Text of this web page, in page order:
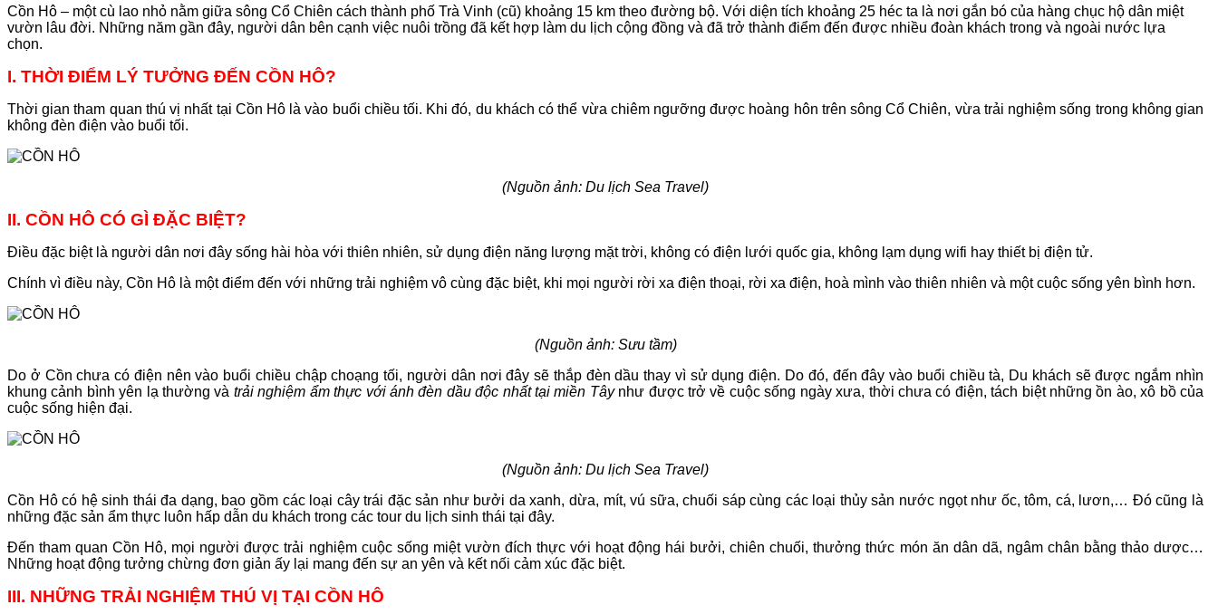
Cồn Hô – một cù lao nhỏ nằm giữa sông Cổ Chiên cách thành phố Trà Vinh (cũ) khoảng 15 km theo đường bộ. Với diện tích khoảng 25 héc ta là nơi gắn bó của hàng chục hộ dân miệt
vườn lâu đời. Những năm gần đây, người dân bên cạnh việc nuôi trồng đã kết hợp làm du lịch cộng đồng và đã trở thành điểm đến được nhiều đoàn khách trong và ngoài nước lựa
chọn.
I. THỜI ĐIỂM LÝ TƯỞNG ĐẾN CỒN HÔ?
Thời gian tham quan thú vị nhất tại Cồn Hô là vào buổi chiều tối. Khi đó, du khách có thể vừa chiêm ngưỡng được hoàng hôn trên sông Cổ Chiên, vừa trải nghiệm sống trong không gian
không đèn điện vào buổi tối.
(Nguồn ảnh: Du lịch Sea Travel)
II. CỒN HÔ CÓ GÌ ĐẶC BIỆT?
Điều đặc biệt là người dân nơi đây sống hài hòa với thiên nhiên, sử dụng điện năng lượng mặt trời, không có điện lưới quốc gia, không lạm dụng wifi hay thiết bị điện tử.
Chính vì điều này, Cồn Hô là một điểm đến với những trải nghiệm vô cùng đặc biệt, khi mọi người rời xa điện thoại, rời xa điện, hoà mình vào thiên nhiên và một cuộc sống yên bình hơn.
(Nguồn ảnh: Sưu tầm)
Do ở Cồn chưa có điện nên vào buổi chiều chập choạng tối, người dân nơi đây sẽ thắp đèn dầu thay vì sử dụng điện. Do đó, đến đây vào buổi chiều tà, Du khách sẽ được ngắm nhìn
khung cảnh bình yên lạ thường và trải nghiệm ẩm thực với ánh đèn dầu độc nhất tại miền Tâynhư được trở về cuộc sống ngày xưa, thời chưa có điện, tách biệt những ồn ào, xô bồ của
cuộc sống hiện đại.
(Nguồn ảnh: Du lịch Sea Travel)
Cồn Hô có hệ sinh thái đa dạng, bao gồm các loại cây trái đặc sản như bưởi da xanh, dừa, mít, vú sữa, chuối sáp cùng các loại thủy sản nước ngọt như ốc, tôm, cá, lươn,… Ðó cũng là
những đặc sản ẩm thực luôn hấp dẫn du khách trong các tour du lịch sinh thái tại đây.
Đến tham quan Cồn Hô, mọi người được trải nghiệm cuộc sống miệt vườn đích thực với hoạt động hái bưởi, chiên chuối, thưởng thức món ăn dân dã, ngâm chân bằng thảo dược…
Những hoạt động tưởng chừng đơn giản ấy lại mang đến sự an yên và kết nối cảm xúc đặc biệt.
III. NHỮNG TRẢI NGHIỆM THÚ VỊ TẠI CỒN HÔ